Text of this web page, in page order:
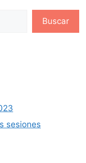
Buscar
sesiones